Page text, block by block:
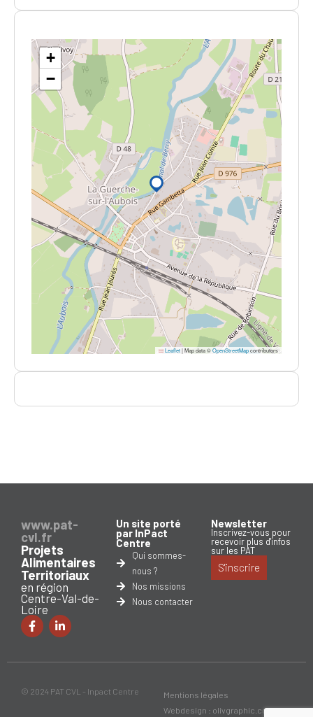
+
−
Leaflet|Map data ©OpenStreetMapcontributors
www.pat-
cvl.fr
Projets
Alimentaires
Territoriaux
en région
Centre-Val-de-
Loire
Un site porté
par InPact
Centre
Qui sommes-
nous ?
Nos missions
Nous contacter
Newsletter
Inscrivez-vous pour
recevoir plus d'infos
sur les PAT
S'inscrire
© 2024 PAT CVL - Inpact Centre
Mentions légales
Webdesign : olivgraphic.com